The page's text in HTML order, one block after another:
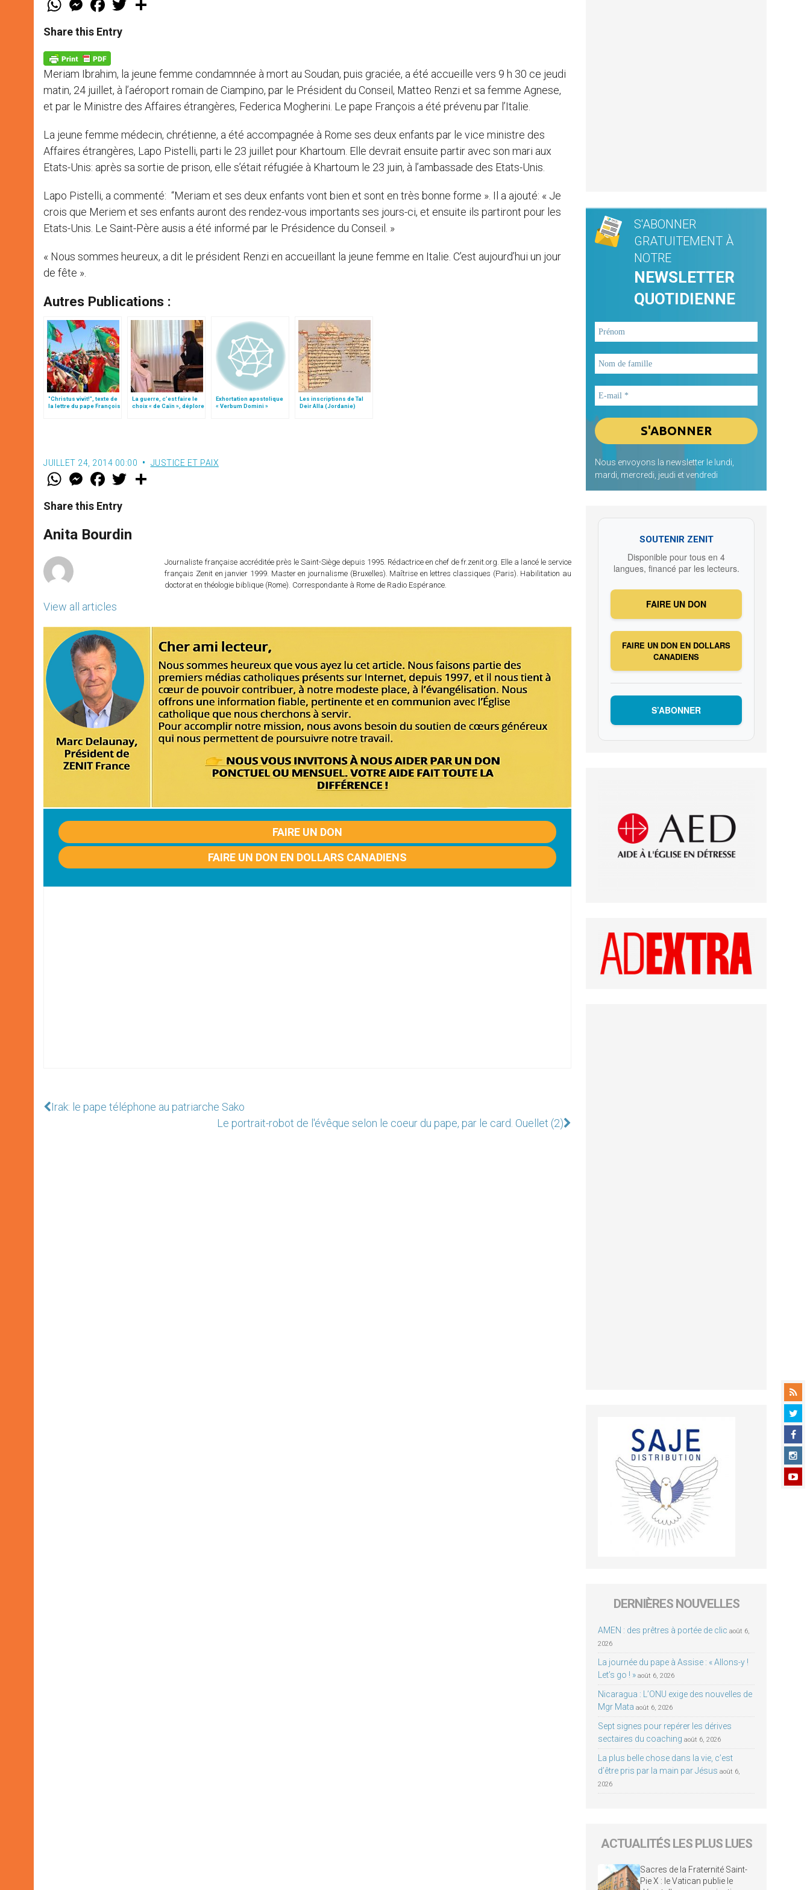
t
s
p
p
e
s
e
g
e
r
a
e
b
k
w
Share this Entry
Meriam Ibrahim, la jeune femme condamnnée à mort au Soudan, puis graciée, a été accueille vers 9 h 30 ce jeudi
matin, 24 juillet, à l’aéroport romain de Ciampino, par le Président du Conseil, Matteo Renzi et sa femme Agnese,
et par le Ministre des Affaires étrangères, Federica Mogherini. Le pape François a été prévenu par l’Italie.
La jeune femme médecin, chrétienne, a été accompagnée à Rome ses deux enfants par le vice ministre des
Affaires étrangères, Lapo Pistelli, parti le 23 juillet pour Khartoum. Elle devrait ensuite partir avec son mari aux
Etats-Unis: après sa sortie de prison, elle s’était réfugiée à Khartoum le 23 juin, à l’ambassade des Etats-Unis.
Lapo Pistelli, a commenté: “Meriam et ses deux enfants vont bien et sont en très bonne forme ». Il a ajouté: « Je
crois que Meriem et ses enfants auront des rendez-vous importants ses jours-ci, et ensuite ils partiront pour les
Etats-Unis. Le Saint-Père ausis a été informé par le Présidence du Conseil. »
« Nous sommes heureux, a dit le président Renzi en accueillant la jeune femme en Italie. C’est aujourd’hui un jour
de fête ».
Autres Publications :
"Christus vivit!", texte de
la lettre du pape François
La guerre, c’est faire le
choix « de Caïn », déplore
Exhortation apostolique
« Verbum Domini »
Les inscriptions de Tal
Deir Alla (Jordanie)
JUILLET 24, 2014 00:00 JUSTICE ET PAIX
W
t
s
p
p
M
e
s
e
g
e
F
a
e
b
o
k
w
r
Share this Entry
Anita Bourdin
View all articles
Journaliste française accréditée près le Saint-Siège depuis 1995. Rédactrice en chef de fr.zenit.org. Elle a lancé le service
français Zenit en janvier 1999. Master en journalisme (Bruxelles). Maîtrise en lettres classiques (Paris). Habilitation au
doctorat en théologie biblique (Rome). Correspondante à Rome de Radio Espérance.
FAIRE UN DON
FAIRE UN DON EN DOLLARS CANADIENS
Irak: le pape téléphone au patriarche Sako
Le portrait-robot de l'évêque selon le coeur du pape, par le card. Ouellet (2)
S'ABONNER
GRATUITEMENT À
NOTRE
NEWSLETTER
QUOTIDIENNE
Nous envoyons la newsletter le lundi,
mardi, mercredi, jeudi et vendredi
SOUTENIR ZENIT
Disponible pour tous en 4
langues, financé par les lecteurs.
FAIRE UN DON
FAIRE UN DON EN DOLLARS
CANADIENS
S’ABONNER
DERNIÈRES NOUVELLES
AMEN : des prêtres à portée de clic août 6,
2026
La journée du pape à Assise : « Allons-y !
Let’s go ! » août 6, 2026
Nicaragua : L’ONU exige des nouvelles de
Mgr Mata août 6, 2026
Sept signes pour repérer les dérives
sectaires du coaching août 6, 2026
La plus belle chose dans la vie, c’est
d’être pris par la main par Jésus août 6,
2026
ACTUALITÉS LES PLUS LUES
Sacres de la Fraternité Saint-
Pie X : le Vatican publie le